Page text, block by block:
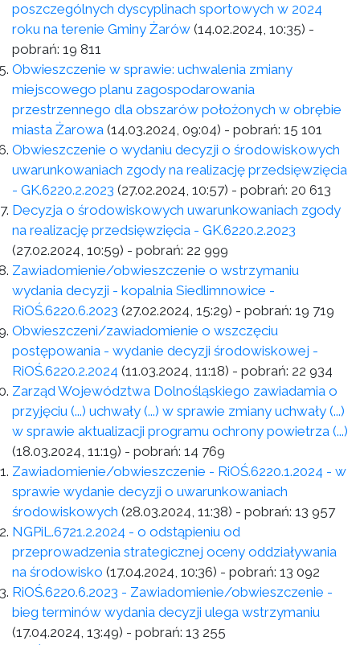
poszczególnych dyscyplinach sportowych w 2024
roku na terenie Gminy Żarów (14.02.2024, 10:35) -
pobrań: 19 811
Obwieszczenie w sprawie: uchwalenia zmiany
miejscowego planu zagospodarowania
przestrzennego dla obszarów położonych w obrębie
miasta Żarowa (14.03.2024, 09:04) - pobrań: 15 101
Obwieszczenie o wydaniu decyzji o środowiskowych
uwarunkowaniach zgody na realizację przedsięwzięcia
- GK.6220.2.2023 (27.02.2024, 10:57) - pobrań: 20 613
Decyzja o środowiskowych uwarunkowaniach zgody
na realizację przedsięwzięcia - GK.6220.2.2023
(27.02.2024, 10:59) - pobrań: 22 999
Zawiadomienie/obwieszczenie o wstrzymaniu
wydania decyzji - kopalnia Siedlimnowice -
RiOŚ.6220.6.2023 (27.02.2024, 15:29) - pobrań: 19 719
Obwieszczeni/zawiadomienie o wszczęciu
postępowania - wydanie decyzji środowiskowej -
RiOŚ.6220.2.2024 (11.03.2024, 11:18) - pobrań: 22 934
Zarząd Województwa Dolnośląskiego zawiadamia o
przyjęciu (...) uchwały (...) w sprawie zmiany uchwały (...)
w sprawie aktualizacji programu ochrony powietrza (...)
(18.03.2024, 11:19) - pobrań: 14 769
Zawiadomienie/obwieszczenie - RiOŚ.6220.1.2024 - w
sprawie wydanie decyzji o uwarunkowaniach
środowiskowych (28.03.2024, 11:38) - pobrań: 13 957
NGPiL.6721.2.2024 - o odstąpieniu od
przeprowadzenia strategicznej oceny oddziaływania
na środowisko (17.04.2024, 10:36) - pobrań: 13 092
RiOŚ.6220.6.2023 - Zawiadomienie/obwieszczenie -
bieg terminów wydania decyzji ulega wstrzymaniu
(17.04.2024, 13:49) - pobrań: 13 255